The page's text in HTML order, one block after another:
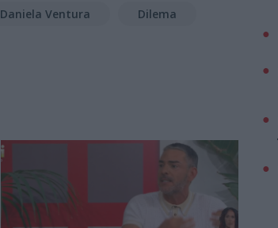
Daniela Ventura Dilema